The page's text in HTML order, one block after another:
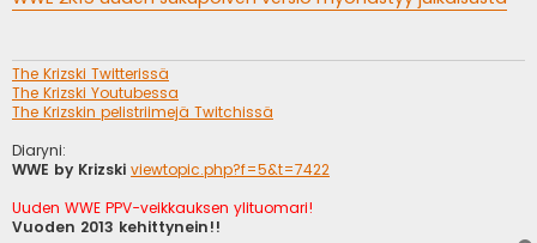
s
The Krizski Twitterissä
The Krizski Youtubessa
The Krizskin pelistriimejä Twitchissä
Diaryni:
WWE by Krizski viewtopic.php?f=5&t=7422
Uuden WWE PPV-veikkauksen ylituomari!
Vuoden 2013 kehittynein!!